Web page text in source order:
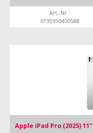
Art.-Nr.:
0195950400588
Apple iPad Pro (2025)